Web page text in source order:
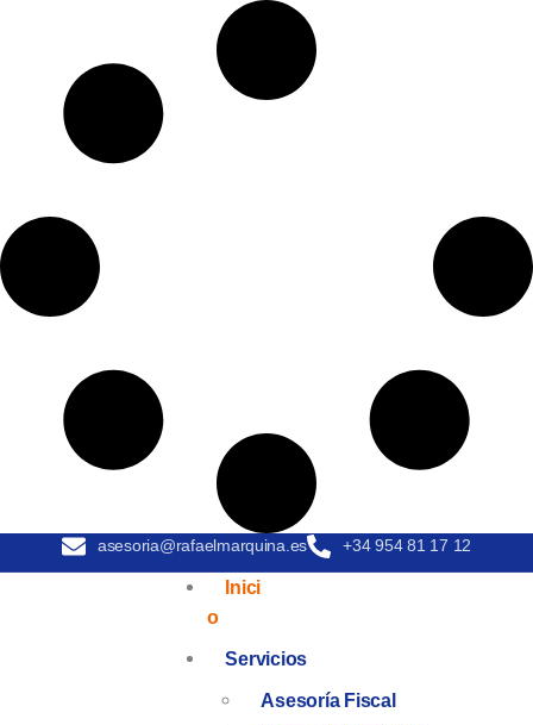
asesoria@rafaelmarquina.es +34 954 81 17 12
Inici
O
Servicios
Asesoría Fiscal